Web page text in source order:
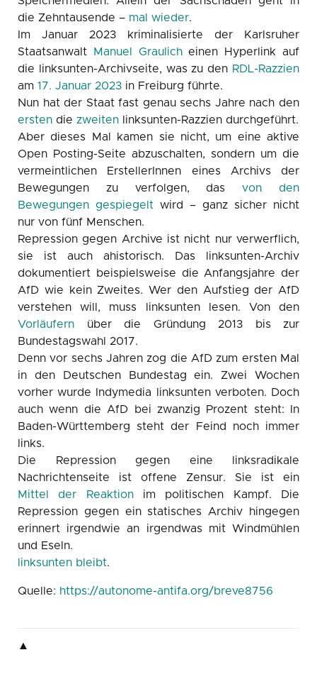
die Zehntausende – mal wieder.
Im Januar 2023 kriminalisierte der Karlsruher
Staatsanwalt
Manuel Graulicheinen Hyperlink auf
die linksunten-Archivseite, was zu den RDL-Razzien
am 17. Januar 2023 in Freiburg führte.
Nun hat der Staat fast genau sechs Jahre nach den
ersten die zweiten linksunten-Razzien durchgeführt.
Aber dieses Mal kamen sie nicht, um eine aktive
Open Posting-Seite abzuschalten, sondern um die
vermeintlichen ErstellerInnen eines Archivs der
Bewegungen zu verfolgen, dasvon den
Bewegungen gespiegelt wird – ganz sicher nicht
nur von fünf Menschen.
Repression gegen Archive ist nicht nur verwerflich,
sie ist auch ahistorisch. Das linksunten-Archiv
dokumentiert beispielsweise die Anfangsjahre der
AfD wie kein Zweites. Wer den Aufstieg der AfD
verstehen will, muss linksunten lesen. Von den
Vorläufern über die Gründung 2013 bis zur
Bundestagswahl 2017.
Denn vor sechs Jahren zog die AfD zum ersten Mal
in den Deutschen Bundestag ein. Zwei Wochen
vorher wurde Indymedia linksunten verboten. Doch
auch wenn die AfD bei zwanzig Prozent steht: In
Baden-Württemberg steht der Feind noch immer
links.
Die Repression gegen eine linksradikale
Nachrichtenseite ist offene Zensur. Sie ist ein
Mittel der Reaktionim politischen Kampf. Die
Repression gegen ein statisches Archiv hingegen
erinnert irgendwie an irgendwas mit Windmühlen
und Eseln.
linksunten bleibt.
Quelle: https://autonome-antifa.org/breve8756
▲
▲